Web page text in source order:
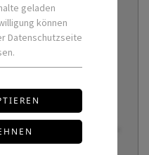
geladen
können
Datenschutzseite